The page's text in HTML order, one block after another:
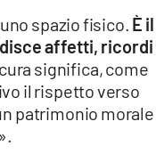
spazio fisico. È il
affetti, ricordi
significa, come
il rispetto verso
patrimonio morale